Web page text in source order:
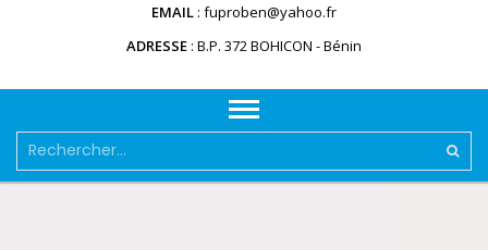
EMAIL fuproben@yahoo.fr
ADRESSE B.P. 372 BOHICON - Bénin
Rechercher :